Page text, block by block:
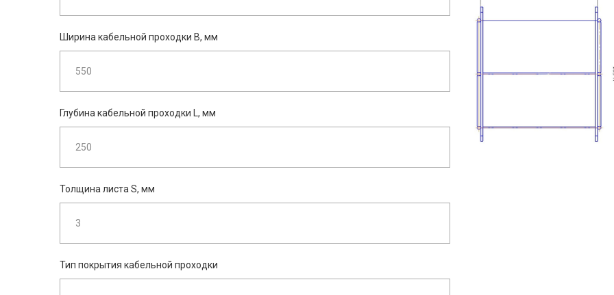
Ширина кабельной проходки B, мм
Глубина кабельной проходки L, мм
Толщина листа S, мм
Тип покрытия кабельной проходки